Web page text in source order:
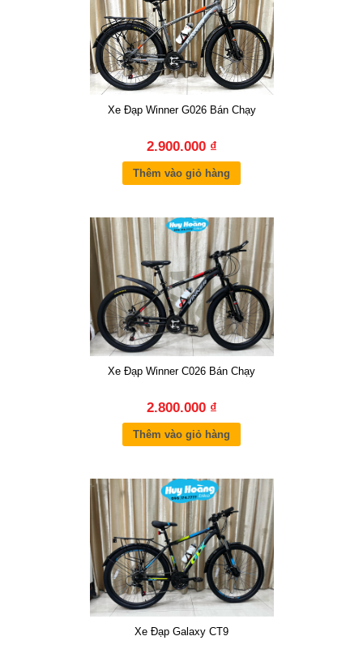
Xe Đạp Winner G026 Bán Chạy
2.900.000 ₫
Thêm vào giỏ hàng
Xe Đạp Winner C026 Bán Chạy
2.800.000 ₫
Thêm vào giỏ hàng
Xe Đạp Galaxy CT9